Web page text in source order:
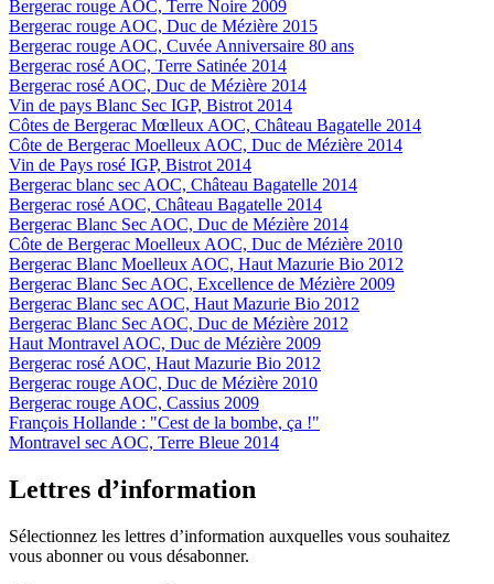
Bergerac rouge AOC, Terre Noire 2009
Bergerac rouge AOC, Duc de Mézière 2015
Bergerac rouge AOC, Cuvée Anniversaire 80 ans
Bergerac rosé AOC, Terre Satinée 2014
Bergerac rosé AOC, Duc de Mézière 2014
Vin de pays Blanc Sec IGP, Bistrot 2014
Côtes de Bergerac Mœlleux AOC, Château Bagatelle 2014
Côte de Bergerac Moelleux AOC, Duc de Mézière 2014
Vin de Pays rosé IGP, Bistrot 2014
Bergerac blanc sec AOC, Château Bagatelle 2014
Bergerac rosé AOC, Château Bagatelle 2014
Bergerac Blanc Sec AOC, Duc de Mézière 2014
Côte de Bergerac Moelleux AOC, Duc de Mézière 2010
Bergerac Blanc Moelleux AOC, Haut Mazurie Bio 2012
Bergerac Blanc Sec AOC, Excellence de Mézière 2009
Bergerac Blanc sec AOC, Haut Mazurie Bio 2012
Bergerac Blanc Sec AOC, Duc de Mézière 2012
Haut Montravel AOC, Duc de Mézière 2009
Bergerac rosé AOC, Haut Mazurie Bio 2012
Bergerac rouge AOC, Duc de Mézière 2010
Bergerac rouge AOC, Cassius 2009
François Hollande : "Cest de la bombe, ça !"
Montravel sec AOC, Terre Bleue 2014
Lettres d’information
Sélectionnez les lettres d’information auxquelles vous souhaitez
vous abonner ou vous désabonner.